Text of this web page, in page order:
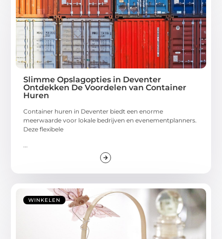
Slimme Opslagopties in Deventer
Ontdekken De Voordelen van Container
Huren
Container huren in Deventer biedt een enorme
meerwaarde voor lokale bedrijven en evenementplanners.
Deze flexibele
...
WINKELEN